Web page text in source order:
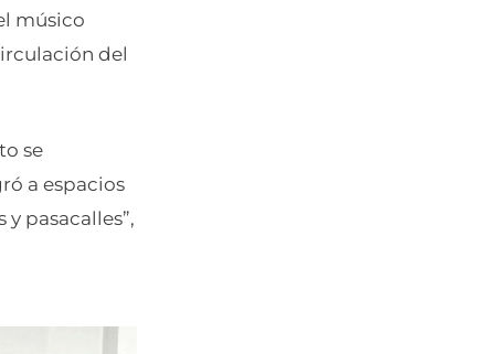
músico
del
se
a espacios
pasacalles”,